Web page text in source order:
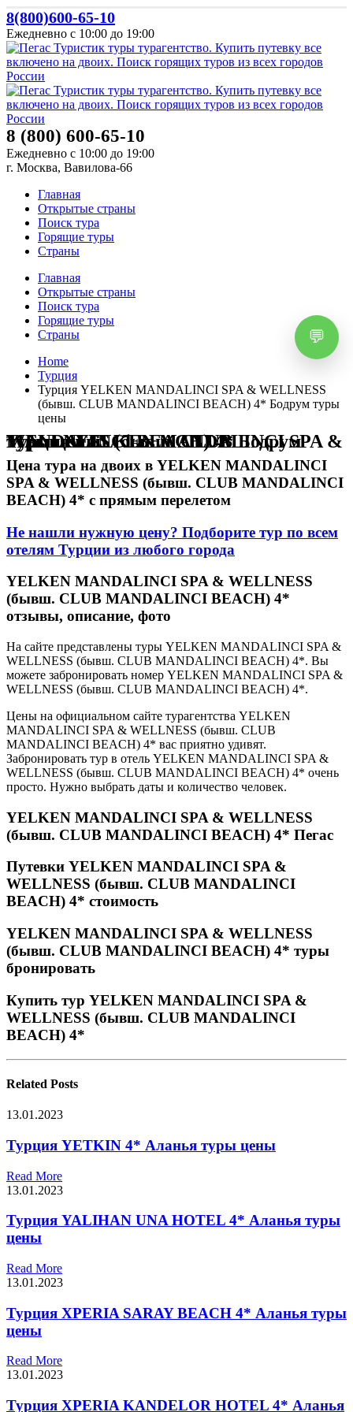
8(800)600-65-10
Ежедневно с 10:00 до 19:00
8 (800) 600-65-10
Ежедневно с 10:00 до 19:00
г. Москва, Вавилова-66
Главная
Открытые страны
Поиск тура
Горящие туры
Страны
Главная
Открытые страны
Поиск тура
Горящие туры
Страны
Home
Турция
Турция YELKEN MANDALINCI SPA & WELLNESS
(бывш. CLUB MANDALINCI BEACH) 4* Бодрум туры
цены
Турция YELKEN MANDALINCI SPA & WELLNESS (бывш. CLUB MANDALINCI BEACH) 4* Бодрум туры цены
Цена тура на двоих в YELKEN MANDALINCI
SPA & WELLNESS (бывш. CLUB MANDALINCI
BEACH) 4* с прямым перелетом
Не нашли нужную цену? Подборите тур по всем
отелям Турции из любого города
YELKEN MANDALINCI SPA & WELLNESS
(бывш. CLUB MANDALINCI BEACH) 4*
отзывы, описание, фото
На сайте представлены туры YELKEN MANDALINCI SPA &
WELLNESS (бывш. CLUB MANDALINCI BEACH) 4*. Вы
можете забронировать номер YELKEN MANDALINCI SPA &
WELLNESS (бывш. CLUB MANDALINCI BEACH) 4*.
Цены на официальном сайте турагентства YELKEN
MANDALINCI SPA & WELLNESS (бывш. CLUB
MANDALINCI BEACH) 4* вас приятно удивят.
Забронировать тур в отель YELKEN MANDALINCI SPA &
WELLNESS (бывш. CLUB MANDALINCI BEACH) 4* очень
просто. Нужно выбрать даты и количество человек.
YELKEN MANDALINCI SPA & WELLNESS
(бывш. CLUB MANDALINCI BEACH) 4* Пегас
Путевки YELKEN MANDALINCI SPA &
WELLNESS (бывш. CLUB MANDALINCI
BEACH) 4* стоимость
YELKEN MANDALINCI SPA & WELLNESS
(бывш. CLUB MANDALINCI BEACH) 4* туры
бронировать
Купить тур YELKEN MANDALINCI SPA &
WELLNESS (бывш. CLUB MANDALINCI
BEACH) 4*
Related Posts
13.01.2023
Турция YETKIN 4* Аланья туры цены
Read More
13.01.2023
Турция YALIHAN UNA HOTEL 4* Аланья туры
цены
Read More
13.01.2023
Турция XPERIA SARAY BEACH 4* Аланья туры
цены
Read More
13.01.2023
Турция XPERIA KANDELOR HOTEL 4* Аланья